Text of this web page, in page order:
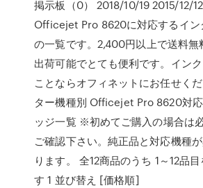
掲示板（0） 2018/10/19 2015/12/
Officejet Pro 8620に対応するイン
の一覧です。2,400円以上で送料無
出荷可能でとても便利です。イン
ことならオフィネットにお任せく
ター機種別 Officejet Pro 8620対応
ッジ一覧 ※初めてご購入の場合は
ご確認下さい。純正品と対応機種
ります。 全12商品のうち 1～12品
す 1 並び替え [価格順]